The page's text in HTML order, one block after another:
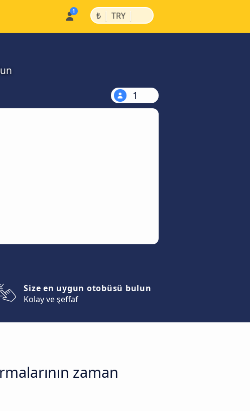
₺ | TRY |
1
Size en uygun otobüsü bulun
Kolay ve şeffaf
zaman